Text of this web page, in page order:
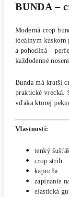
BUNDA –
Moderná crop
ideálnym kúskom
a pohodlná –
každodenné
Bunda má kratší
praktické vrecká.
vďaka ktorej
Vlastnosti:
tenký
crop strih
kapucňa
zapínanie
elastická